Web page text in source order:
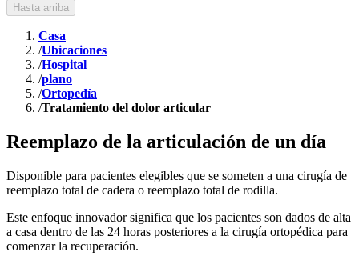
Hasta arriba
Casa
/Ubicaciones
/Hospital
/plano
/Ortopedía
/Tratamiento del dolor articular
Reemplazo de la articulación de un día
Disponible para pacientes elegibles que se someten a una cirugía de
reemplazo total de cadera o reemplazo total de rodilla.
Este enfoque innovador significa que los pacientes son dados de alta
a casa dentro de las 24 horas posteriores a la cirugía ortopédica para
comenzar la recuperación.